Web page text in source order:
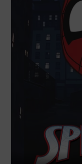
DEALS
MEIN HQ
50